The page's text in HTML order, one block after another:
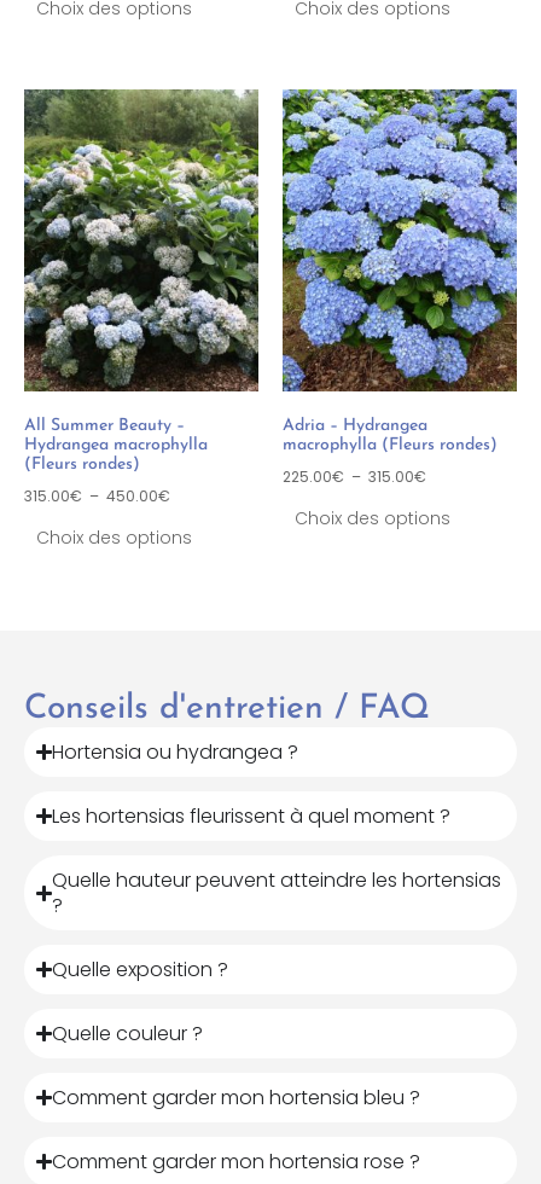
Choix des options Choix des options
All Summer Beauty –
Hydrangea macrophylla
(Fleurs rondes)
315.00€ – 450.00€
Choix des options
Adria – Hydrangea
macrophylla (Fleurs rondes)
225.00€ – 315.00€
Choix des options
Conseils d'entretien / FAQ
Hortensia ou hydrangea ?
Les hortensias fleurissent à quel moment ?
Quelle hauteur peuvent atteindre les hortensias
?
Quelle exposition ?
Quelle couleur ?
Comment garder mon hortensia bleu ?
Comment garder mon hortensia rose ?